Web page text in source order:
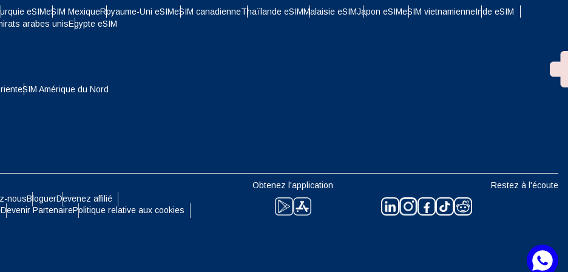
eSIMeSIM MexiqueRoyaume-Uni eSIMeSIM canadienneThaïlande eSIMMalaisie eSIMJapon eSIMeSIM vietnamienneInde eSIM
arabes unisEgypte eSIM
eSIM Amérique du Nord
nousBloguerDevenez affilié
Devenir PartenairePolitique relative aux cookies
Obtenez l'application Restez à l'écoute
العربية
SGD - Dollar De Singapour TWD - Nouveau Dollar De Taïwan
CAD - Dollar Canadien